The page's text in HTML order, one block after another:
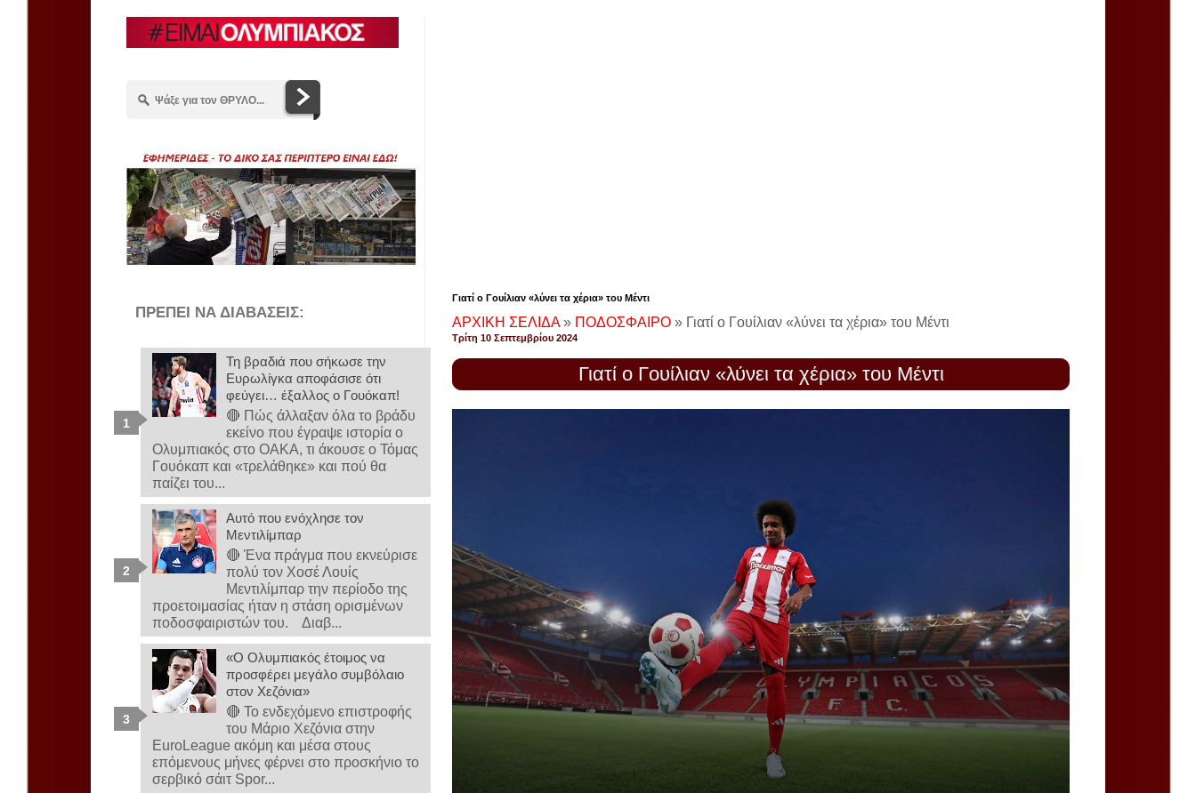
Γιατί ο Γουίλιαν «λύνει τα χέρια» του Μέντι
ΑΡΧΙΚΗ ΣΕΛΙΔΑ» ΠΟΔΟΣΦΑΙΡΟ » Γιατί ο Γουίλιαν «λύνει τα χέρια» του Μέντι
Τρίτη 10 Σεπτεμβρίου 2024
Γιατί ο Γουίλιαν «λύνει τα χέρια» του Μέντι
ΠΡΕΠΕΙ ΝΑ ΔΙΑΒΑΣΕΙΣ:
Τη βραδιά που σήκωσε την
Ευρωλίγκα αποφάσισε ότι
φεύγει… έξαλλος ο Γουόκαπ!
🔴 Πώς άλλαξαν όλα το βράδυ
εκείνο που έγραψε ιστορία ο
Ολυμπιακός στο ΟΑΚΑ, τι άκουσε ο Τόμας
Γουόκαπ και «τρελάθηκε» και πού θα
παίζει του...
Αυτό που ενόχλησε τον
Μεντιλίμπαρ
🔴 Ένα πράγμα που εκνεύρισε
πολύ τον Χοσέ Λουίς
Μεντιλίμπαρ την περίοδο της
προετοιμασίας ήταν η στάση ορισμένων
ποδοσφαιριστών του. Διαβ...
«Ο Ολυμπιακός έτοιμος να
προσφέρει μεγάλο συμβόλαιο
στον Χεζόνια»
🔴 Το ενδεχόμενο επιστροφής
του Μάριο Χεζόνια στην
EuroLeague ακόμη και μέσα στους
επόμενους μήνες φέρνει στο προσκήνιο το
σερβικό σάιτ Spor...